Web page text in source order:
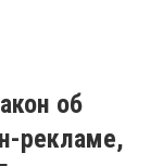
об
рекламе,